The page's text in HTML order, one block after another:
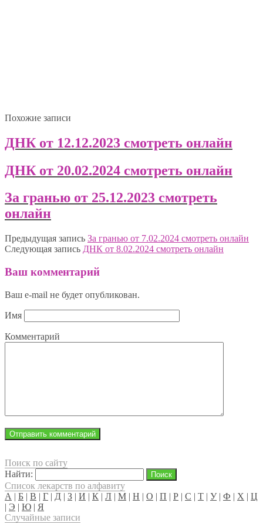
Похожие записи
ДНК от 12.12.2023 смотреть онлайн
ДНК от 20.02.2024 смотреть онлайн
За гранью от 25.12.2023 смотреть
онлайн
Предыдущая запись За гранью от 7.02.2024 смотреть онлайн
Следующая запись ДНК от 8.02.2024 смотреть онлайн
Ваш комментарий
Ваш e-mail не будет опубликован.
Имя
Комментарий
Поиск по сайту
Найти:
Список лекарств по алфавиту
А | Б | В | Г | Д | З | И | К | Л | М | Н | О | П | Р | С | Т | У| Ф | Х | Ц
| Э | Ю | Я
Случайные записи